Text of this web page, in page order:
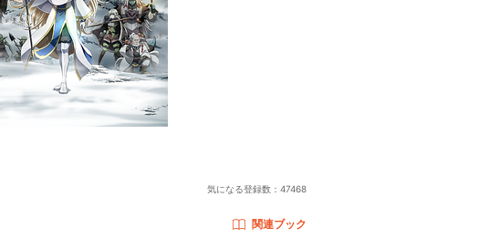
気になる登録数： 47468
関連ブック